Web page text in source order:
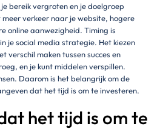
bereik vergroten en je doelgroep
verkeer naar je website, hogere
online aanwezigheid. Timing is
je social media strategie. Het kiezen
verschil maken tussen succes en
en je kunt middelen verspillen.
Daarom is het belangrijk om de
dat het tijd is om te investeren.
het tijd is om te